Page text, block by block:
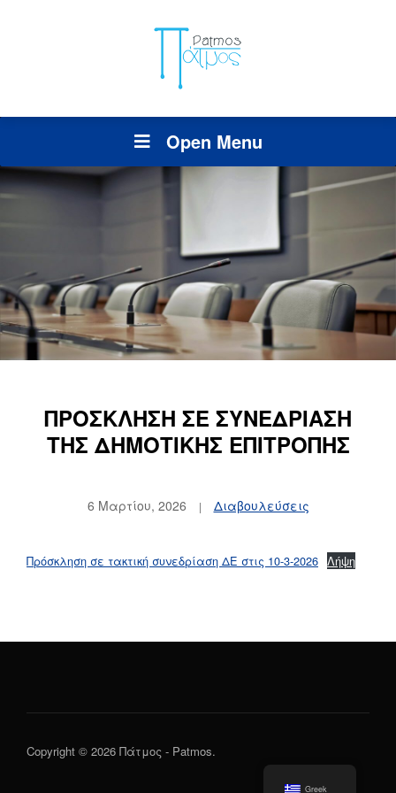
Open Menu
ΠΡΟΣΚΛΗΣΗ ΣΕ ΣΥΝΕΔΡΙΑΣΗ
ΤΗΣ ΔΗΜΟΤΙΚΗΣ ΕΠΙΤΡΟΠΗΣ
6 Μαρτίου, 2026 Διαβουλεύσεις
Πρόσκληση σε τακτική συνεδρίαση ΔΕ στις 10-3-2026 Λήψη
Copyright © 2026 Πάτμος - Patmos.
Greek